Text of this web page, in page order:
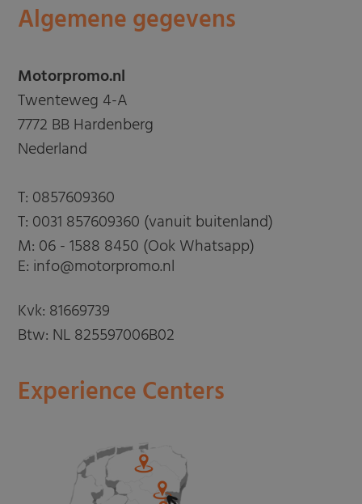
Algemene gegevens
Motorpromo.nl
Twenteweg 4-A
7772 BB Hardenberg
Nederland
T: 0857609360
T: 0031 857609360 (vanuit buitenland)
M: 06 - 1588 8450 (Ook Whatsapp)
E: info@motorpromo.nl
Kvk: 81669739
Btw: NL 825597006B02
Experience Centers